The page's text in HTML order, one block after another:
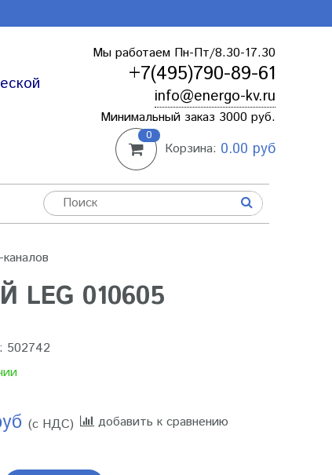
Мы работаем Пн-Пт/8.30-17.30
+7(495)790-89-61
info@energo-kv.ru
Минимальный заказ 3000 руб.
0
Корзина: 0.00 руб
010605
502742
(с НДС) добавить к сравнению